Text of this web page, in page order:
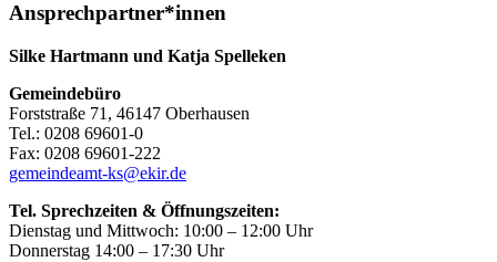
Ansprechpartner*innen
Silke Hartmann und Katja Spelleken
Gemeindebüro
Forststraße 71, 46147 Oberhausen
Tel.: 0208 69601-0
Fax: 0208 69601-222
gemeindeamt-ks@ekir.de
Tel. Sprechzeiten & Öffnungszeiten:
Dienstag und Mittwoch: 10:00 – 12:00 Uhr
Donnerstag 14:00 – 17:30 Uhr